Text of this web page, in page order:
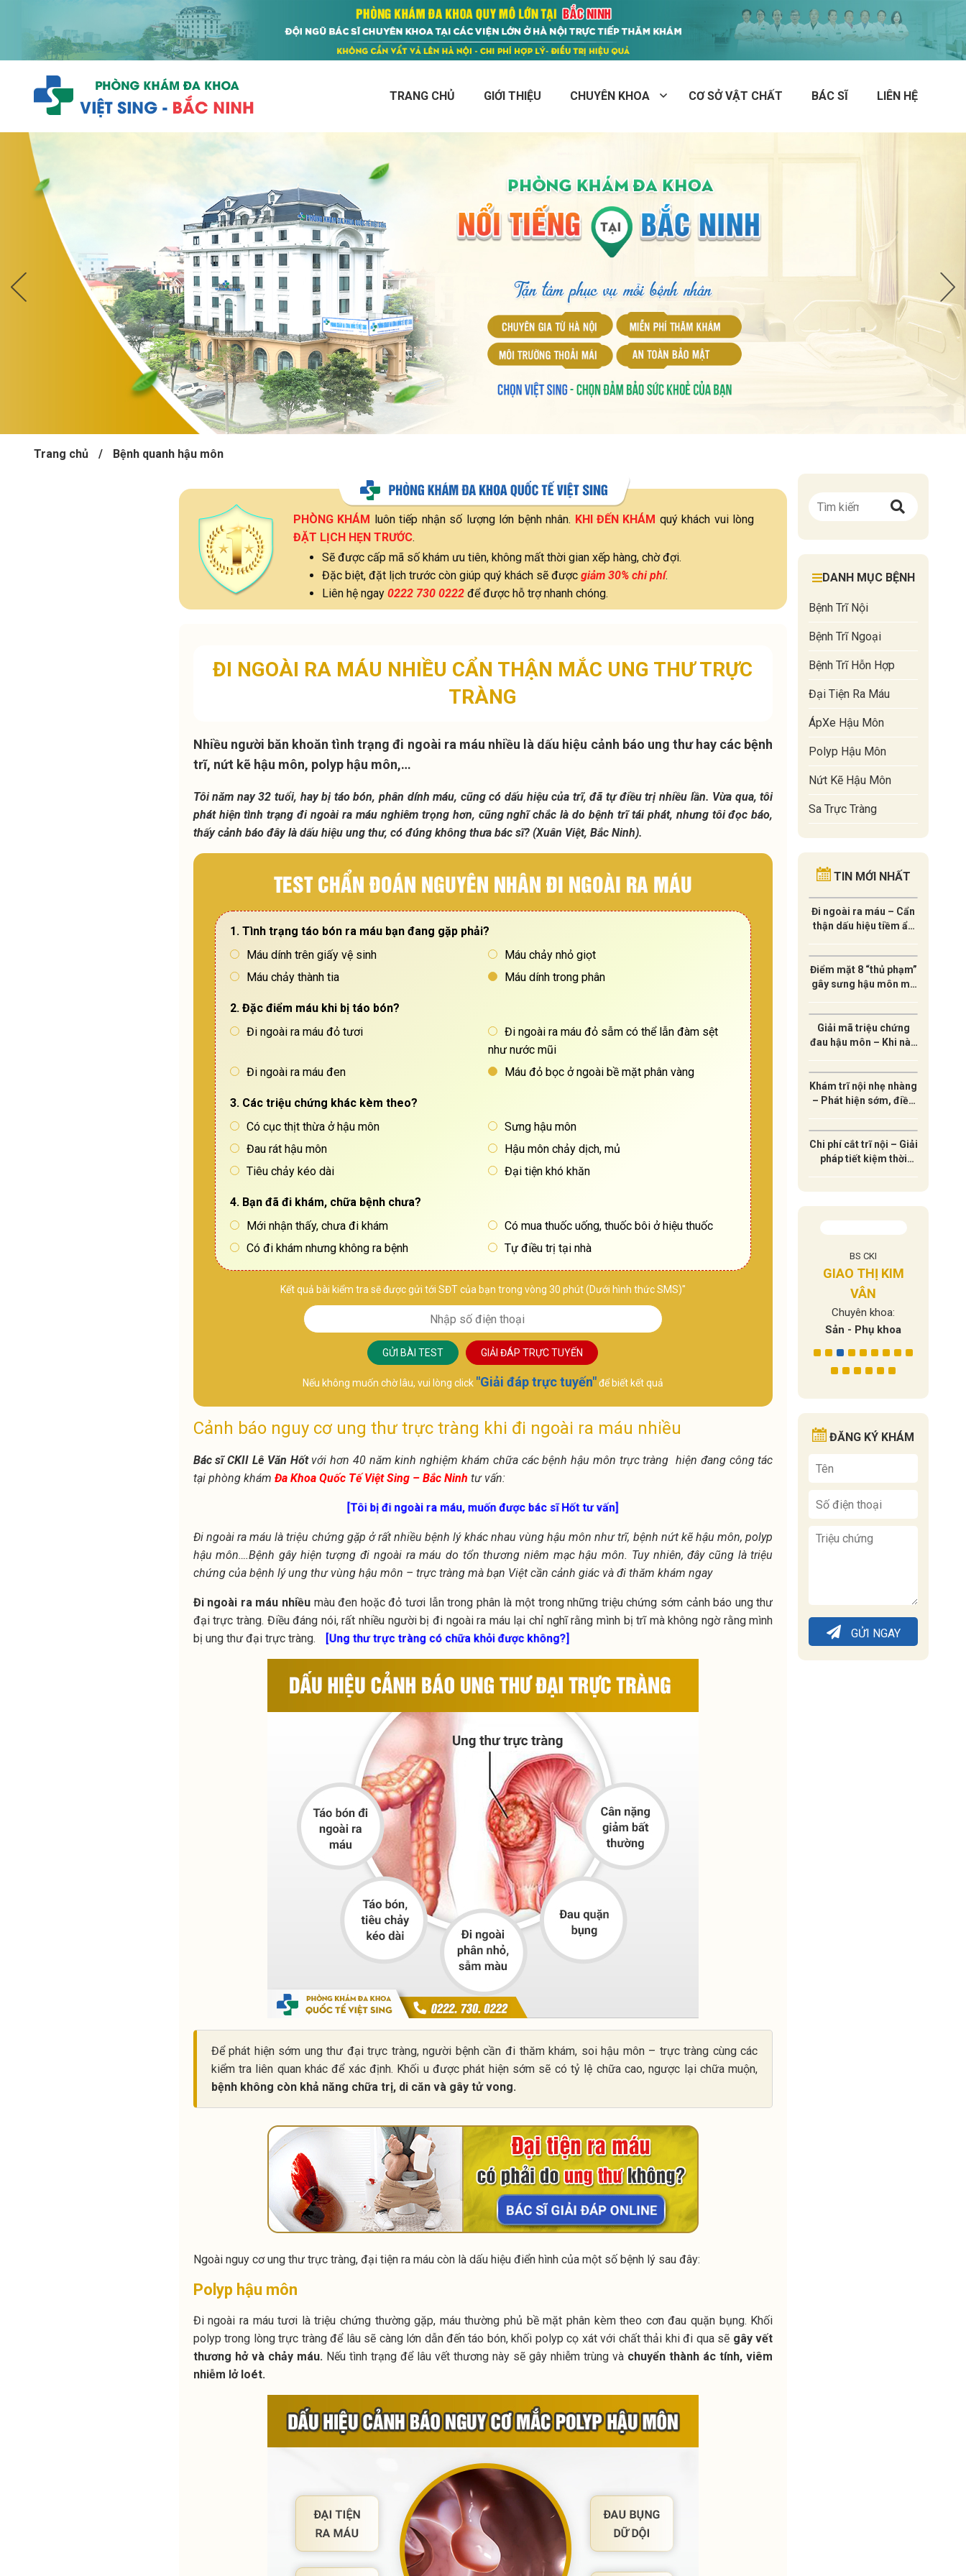
TRANG CHỦ GIỚI THIỆU CHUYÊN KHOA CƠ SỞ VẬT CHẤT BÁC SĨ LIÊN HỆ
Trang chủ / Bệnh quanh hậu môn
PHÒNG KHÁM luôn tiếp nhận số lượng lớn bệnh nhân. KHI ĐẾN KHÁM quý khách vui lòng
ĐẶT LỊCH HẸN TRƯỚC.
Sẽ được cấp mã số khám ưu tiên, không mất thời gian xếp hàng, chờ đợi.
Đặc biệt, đặt lịch trước còn giúp quý khách sẽ được giảm 30% chi phí.
Liên hệ ngay 0222 730 0222để được hỗ trợ nhanh chóng.
ĐI NGOÀI RA MÁU NHIỀU CẨN THẬN MẮC UNG THƯ TRỰC
TRÀNG
Nhiều người băn khoăn tình trạng đi ngoài ra máu nhiều là dấu hiệu cảnh báo ung thư hay các bệnh
trĩ, nứt kẽ hậu môn, polyp hậu môn,…
Tôi năm nay 32 tuổi, hay bị táo bón, phân dính máu, cũng có dấu hiệu của trĩ, đã tự điều trị nhiều lần. Vừa qua, tôi
phát hiện tình trạng đi ngoài ra máu nghiêm trọng hơn, cũng nghĩ chắc là do bệnh trĩ tái phát, nhưng tôi đọc báo,
thấy cảnh báo đây là dấu hiệu ung thư, có đúng không thưa bác sĩ? (Xuân Việt, Bắc Ninh).
TEST CHẨN ĐOÁN NGUYÊN NHÂN ĐI NGOÀI RA MÁU
1. Tình trạng táo bón ra máu bạn đang gặp phải?
Máu dính trên giấy vệ sinh
Máu chảy nhỏ giọt
Máu chảy thành tia
Máu dính trong phân
2. Đặc điểm máu khi bị táo bón?
Đi ngoài ra máu đỏ tươi
Đi ngoài ra máu đỏ sẫm có thể lẫn đàm sệt
như nước mũi
Đi ngoài ra máu đen
Máu đỏ bọc ở ngoài bề mặt phân vàng
3. Các triệu chứng khác kèm theo?
Có cục thịt thừa ở hậu môn
Sưng hậu môn
Đau rát hậu môn
Hậu môn chảy dịch, mủ
Tiêu chảy kéo dài
Đại tiện khó khăn
4. Bạn đã đi khám, chữa bệnh chưa?
Mới nhận thấy, chưa đi khám
Có mua thuốc uống, thuốc bôi ở hiệu thuốc
Có đi khám nhưng không ra bệnh
Tự điều trị tại nhà
Kết quả bài kiểm tra sẽ được gửi tới SĐT của bạn trong vòng 30 phút (Dưới hình thức SMS)"
GỬI BÀI TEST GIẢI ĐÁP TRỰC TUYẾN
Nếu không muốn chờ lâu, vui lòng click "Giải đáp trực tuyến"để biết kết quả
Cảnh báo nguy cơ ung thư trực tràng khi đi ngoài ra máu nhiều
Bác sĩ CKII Lê Văn Hốtvới hơn 40 năm kinh nghiệm khám chữa các bệnh hậu môn trực tràng hiện đang công tác
tại phòng khám Đa Khoa Quốc Tế Việt Sing – Bắc Ninh tư vấn:
[Tôi bị đi ngoài ra máu, muốn được bác sĩ Hốt tư vấn]
Đi ngoài ra máu là triệu chứng gặp ở rất nhiều bệnh lý khác nhau vùng hậu môn như trĩ, bệnh nứt kẽ hậu môn, polyp
hậu môn….Bệnh gây hiện tượng đi ngoài ra máu do tổn thương niêm mạc hậu môn. Tuy nhiên, đây cũng là triệu
chứng của bệnh lý ung thư vùng hậu môn – trực tràng mà bạn Việt cần cảnh giác và đi thăm khám ngay
Đi ngoài ra máu nhiều màu đen hoặc đỏ tươi lẫn trong phân là một trong những triệu chứng sớm cảnh báo ung thư
đại trực tràng. Điều đáng nói, rất nhiều người bị đi ngoài ra máu lại chỉ nghĩ rằng mình bị trĩ mà không ngờ rằng mình
bị ung thư đại trực tràng.
[Ung thư trực tràng có chữa khỏi được không?]
Để phát hiện sớm ung thư đại trực tràng, người bệnh cần đi thăm khám, soi hậu môn – trực tràng cùng các
kiểm tra liên quan khác để xác định. Khối u được phát hiện sớm sẽ có tỷ lệ chữa cao, ngược lại chữa muộn,
bệnh không còn khả năng chữa trị, di căn và gây tử vong.
Ngoài nguy cơ ung thư trực tràng, đại tiện ra máu còn là dấu hiệu điển hình của một số bệnh lý sau đây:
Polyp hậu môn
Đi ngoài ra máu tươi là triệu chứng thường gặp, máu thường phủ bề mặt phân kèm theo cơn đau quặn bụng. Khối
polyp trong lòng trực tràng để lâu sẽ càng lớn dẫn đến táo bón, khối polyp cọ xát với chất thải khi đi qua sẽ gây vết
thương hở và chảy máu. Nếu tình trạng để lâu vết thương này sẽ gây nhiễm trùng và chuyển thành ác tính, viêm
nhiễm lở loét.
DANH MỤC BỆNH
Bệnh Trĩ Nội
Bệnh Trĩ Ngoại
Bệnh Trĩ Hỗn Hợp
Đại Tiện Ra Máu
ÁpXe Hậu Môn
Polyp Hậu Môn
Nứt Kẽ Hậu Môn
Sa Trực Tràng
TIN MỚI NHẤT
Đi ngoài ra máu – Cẩn
thận dấu hiệu tiềm ẩn
Điểm mặt 8 “thủ phạm”
gây sưng hậu môn mà
Giải mã triệu chứng
đau hậu môn – Khi nào
Khám trĩ nội nhẹ nhàng
– Phát hiện sớm, điều
Chi phí cắt trĩ nội – Giải
pháp tiết kiệm thời
THẦY THUỐC ƯU TÚ,
BSCKII
LÊ VĂN HỐT
Chuyên khoa:
Ngoại Tiết niệu
BÙI THỊ HƯỜNG
Chuyên khoa:
Sản phụ khoa
NGÔ VIỆT HÀO BS CKI
GIAO THỊ KIM
VÂN
Chuyên khoa:
Sản - Phụ khoa
ĐĂNG KÝ KHÁM
GỬI NGAY